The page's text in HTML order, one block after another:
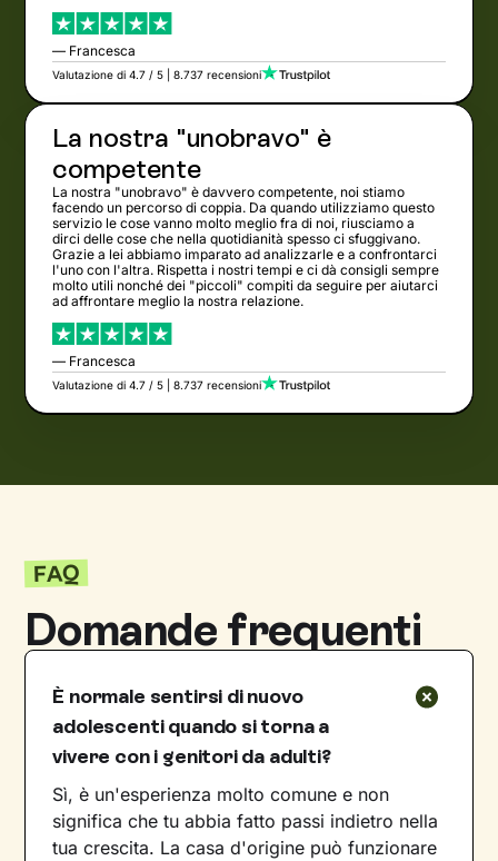
— Francesca
Valutazione di 4.7 / 5 | 8.737 recensioni
La nostra "unobravo" è
competente
La nostra "unobravo" è davvero competente, noi stiamo
facendo un percorso di coppia. Da quando utilizziamo questo
servizio le cose vanno molto meglio fra di noi, riusciamo a
dirci delle cose che nella quotidianità spesso ci sfuggivano.
Grazie a lei abbiamo imparato ad analizzarle e a confrontarci
l'uno con l'altra. Rispetta i nostri tempi e ci dà consigli sempre
molto utili nonché dei "piccoli" compiti da seguire per aiutarci
ad affrontare meglio la nostra relazione.
— Francesca
Valutazione di 4.7 / 5 | 8.737 recensioni
FAQ
Domande frequenti
È normale sentirsi di nuovo
adolescenti quando si torna a
vivere con i genitori da adulti?
Sì, è un'esperienza molto comune e non
significa che tu abbia fatto passi indietro nella
tua crescita. La casa d'origine può funzionare